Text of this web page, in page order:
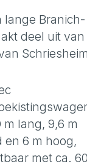
lange Branich-
deel uit
m lang, 9,6 m
en 6 m hoog,
met ca.